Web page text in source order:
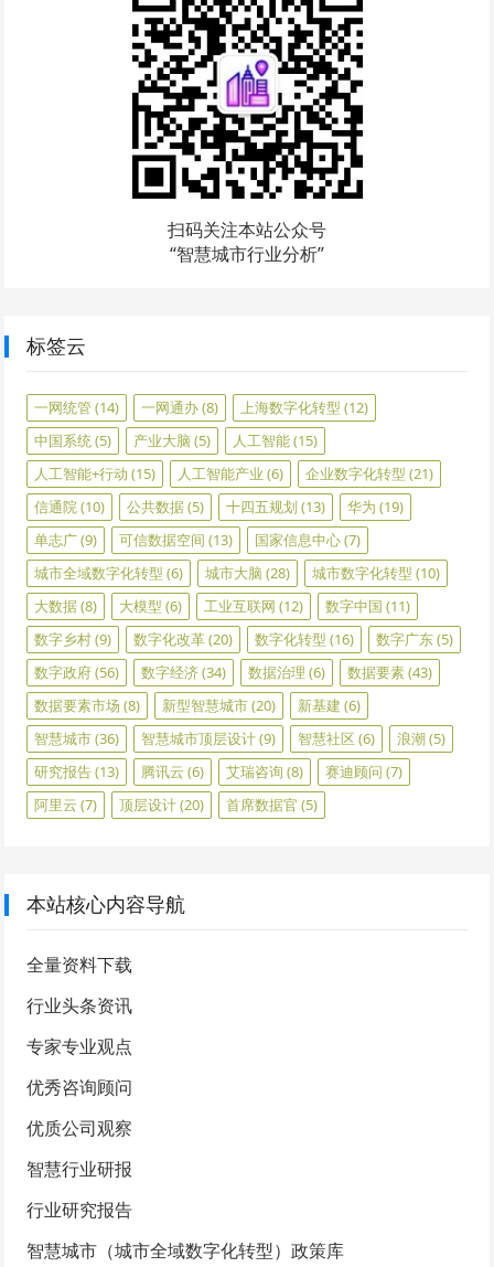
扫码关注本站公众号
“智慧城市行业分析”
标签云
一网统管(14) 一网通办(8) 上海数字化转型 (12)
中国系统(5) 产业大脑 (5) 人工智能(15)
人工智能+行动 (15) 人工智能产业 (6) 企业数字化转型 (21)
信通院(10) 公共数据(5) 十四五规划 (13) 华为 (19)
单志广(9) 可信数据空间 (13) 国家信息中心(7)
城市全域数字化转型 (6) 城市大脑 (28) 城市数字化转型 (10)
大数据(8) 大模型 (6) 工业互联网 (12) 数字中国 (11)
数字乡村(9) 数字化改革(20) 数字化转型 (16) 数字广东(5)
数字政府(56) 数字经济(34) 数据治理 (6) 数据要素(43)
数据要素市场 (8) 新型智慧城市(20) 新基建 (6)
智慧城市(36) 智慧城市顶层设计(9) 智慧社区 (6) 浪潮(5)
研究报告(13) 腾讯云 (6) 艾瑞咨询 (8) 赛迪顾问 (7)
阿里云 (7) 顶层设计(20) 首席数据官 (5)
本站核心内容导航
全量资料下载
行业头条资讯
专家专业观点
优秀咨询顾问
优质公司观察
智慧行业研报
行业研究报告
智慧城市（城市全域数字化转型）政策库